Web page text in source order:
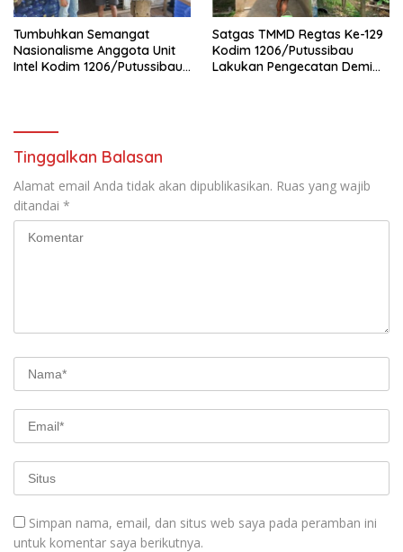
Tumbuhkan Semangat
Nasionalisme Anggota Unit
Intel Kodim 1206/Putussibau
Satgas TMMD Regtas Ke-129
Kodim 1206/Putussibau
Lakukan Pengecatan Demi
Tinggalkan Balasan
Alamat email Anda tidak akan dipublikasikan. Ruas yang wajib
ditandai *
Simpan nama, email, dan situs web saya pada peramban ini
untuk komentar saya berikutnya.